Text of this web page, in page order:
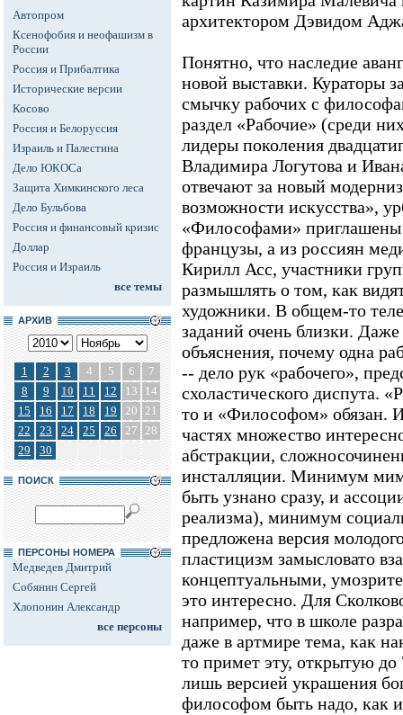
Автопром
Ксенофобия и неофашизм в
России
Россия и Прибалтика
Исторические версии
Косово
Россия и Белоруссия
Израиль и Палестина
Дело ЮКОСа
Защита Химкинского леса
Дело Бульбова
Россия и финансовый кризис
Доллар
Россия и Израиль
все темы
АРХИВ
1 2 3 4 5 6
7
8
9 10 11 12 13
14
15
16 17 18 19 20 21
22
23 24 25 26 27 28
29
30
ПОИСК
ПЕРСОНЫ НОМЕРА
Медведев Дмитрий
Собянин Сергей
Хлопонин Александр
все персоны
архитектором Дэвидом
Понятно, что наследие
новой выставки. Кураторы
смычку рабочих с
раздел «Рабочие» (среди
лидеры поколения
Владимира Логутова и
отвечают за новый
возможности искусства»,
«Философами»
французы, а из россиян
Кирилл Асс, участники
размышлять о том, как
художники. В общем-то
заданий очень близки.
объяснения, почему одна
-- дело рук «рабочего»,
схоластического диспута.
то и «Философом» обязан.
частях множество
абстракции,
инсталляции. Минимум
быть узнано сразу, и
реализма), минимум
предложена версия
пластицизм замысловато
концептуальными,
это интересно. Для
например, что в школе
даже в артмире тема, как
то примет эту, открытую до
лишь версией украшения
философом быть надо, как